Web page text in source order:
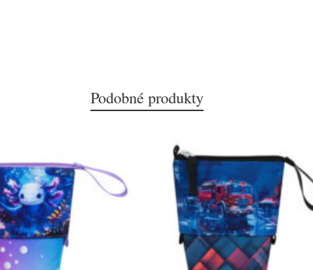
Podobné produkty